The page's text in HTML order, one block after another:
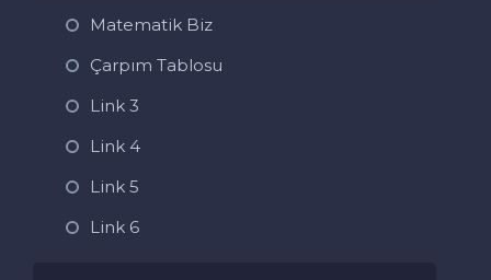
Matematik Biz
Çarpım Tablosu
Link 3
Link 4
Link 5
Link 6